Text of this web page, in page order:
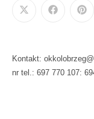
Kontakt:
nr tel.: 697 770 107: